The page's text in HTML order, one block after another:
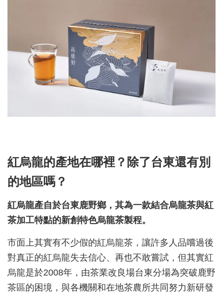
紅烏龍的產地在哪裡？除了台東還有別
的地區嗎？
紅烏龍產自於台東鹿野鄉，其為一款結合烏龍茶與紅
茶加工特點的新創特色烏龍茶製程。
市面上其實有不少假的紅烏龍茶，讓許多人品嚐過後
對真正的紅烏龍失去信心、再也不敢嘗試，但其實紅
烏龍是於2008年，由茶業改良場台東分場為突破鹿野
茶區的困境，與各機關和在地茶農所共同努力新研發